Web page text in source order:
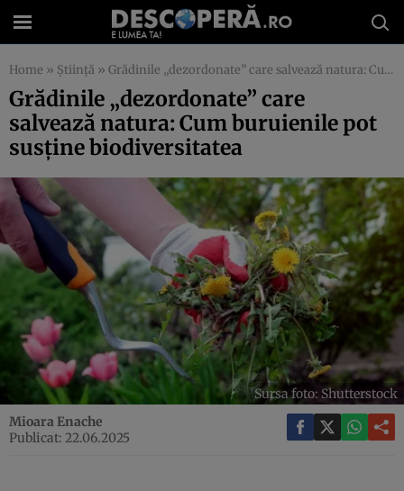
Home » Știință » Grădinile „dezordonate” care salvează natura: Cum buruienile pot susține biodiversitatea
Grădinile „dezordonate” care
salvează natura: Cum buruienile pot
susține biodiversitatea
Sursa foto: Shutterstock
Mioara Enache
Publicat: 22.06.2025